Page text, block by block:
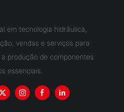
em tecnologia hidráulica,
vendas e serviços para
produção de componentes
essenciais.